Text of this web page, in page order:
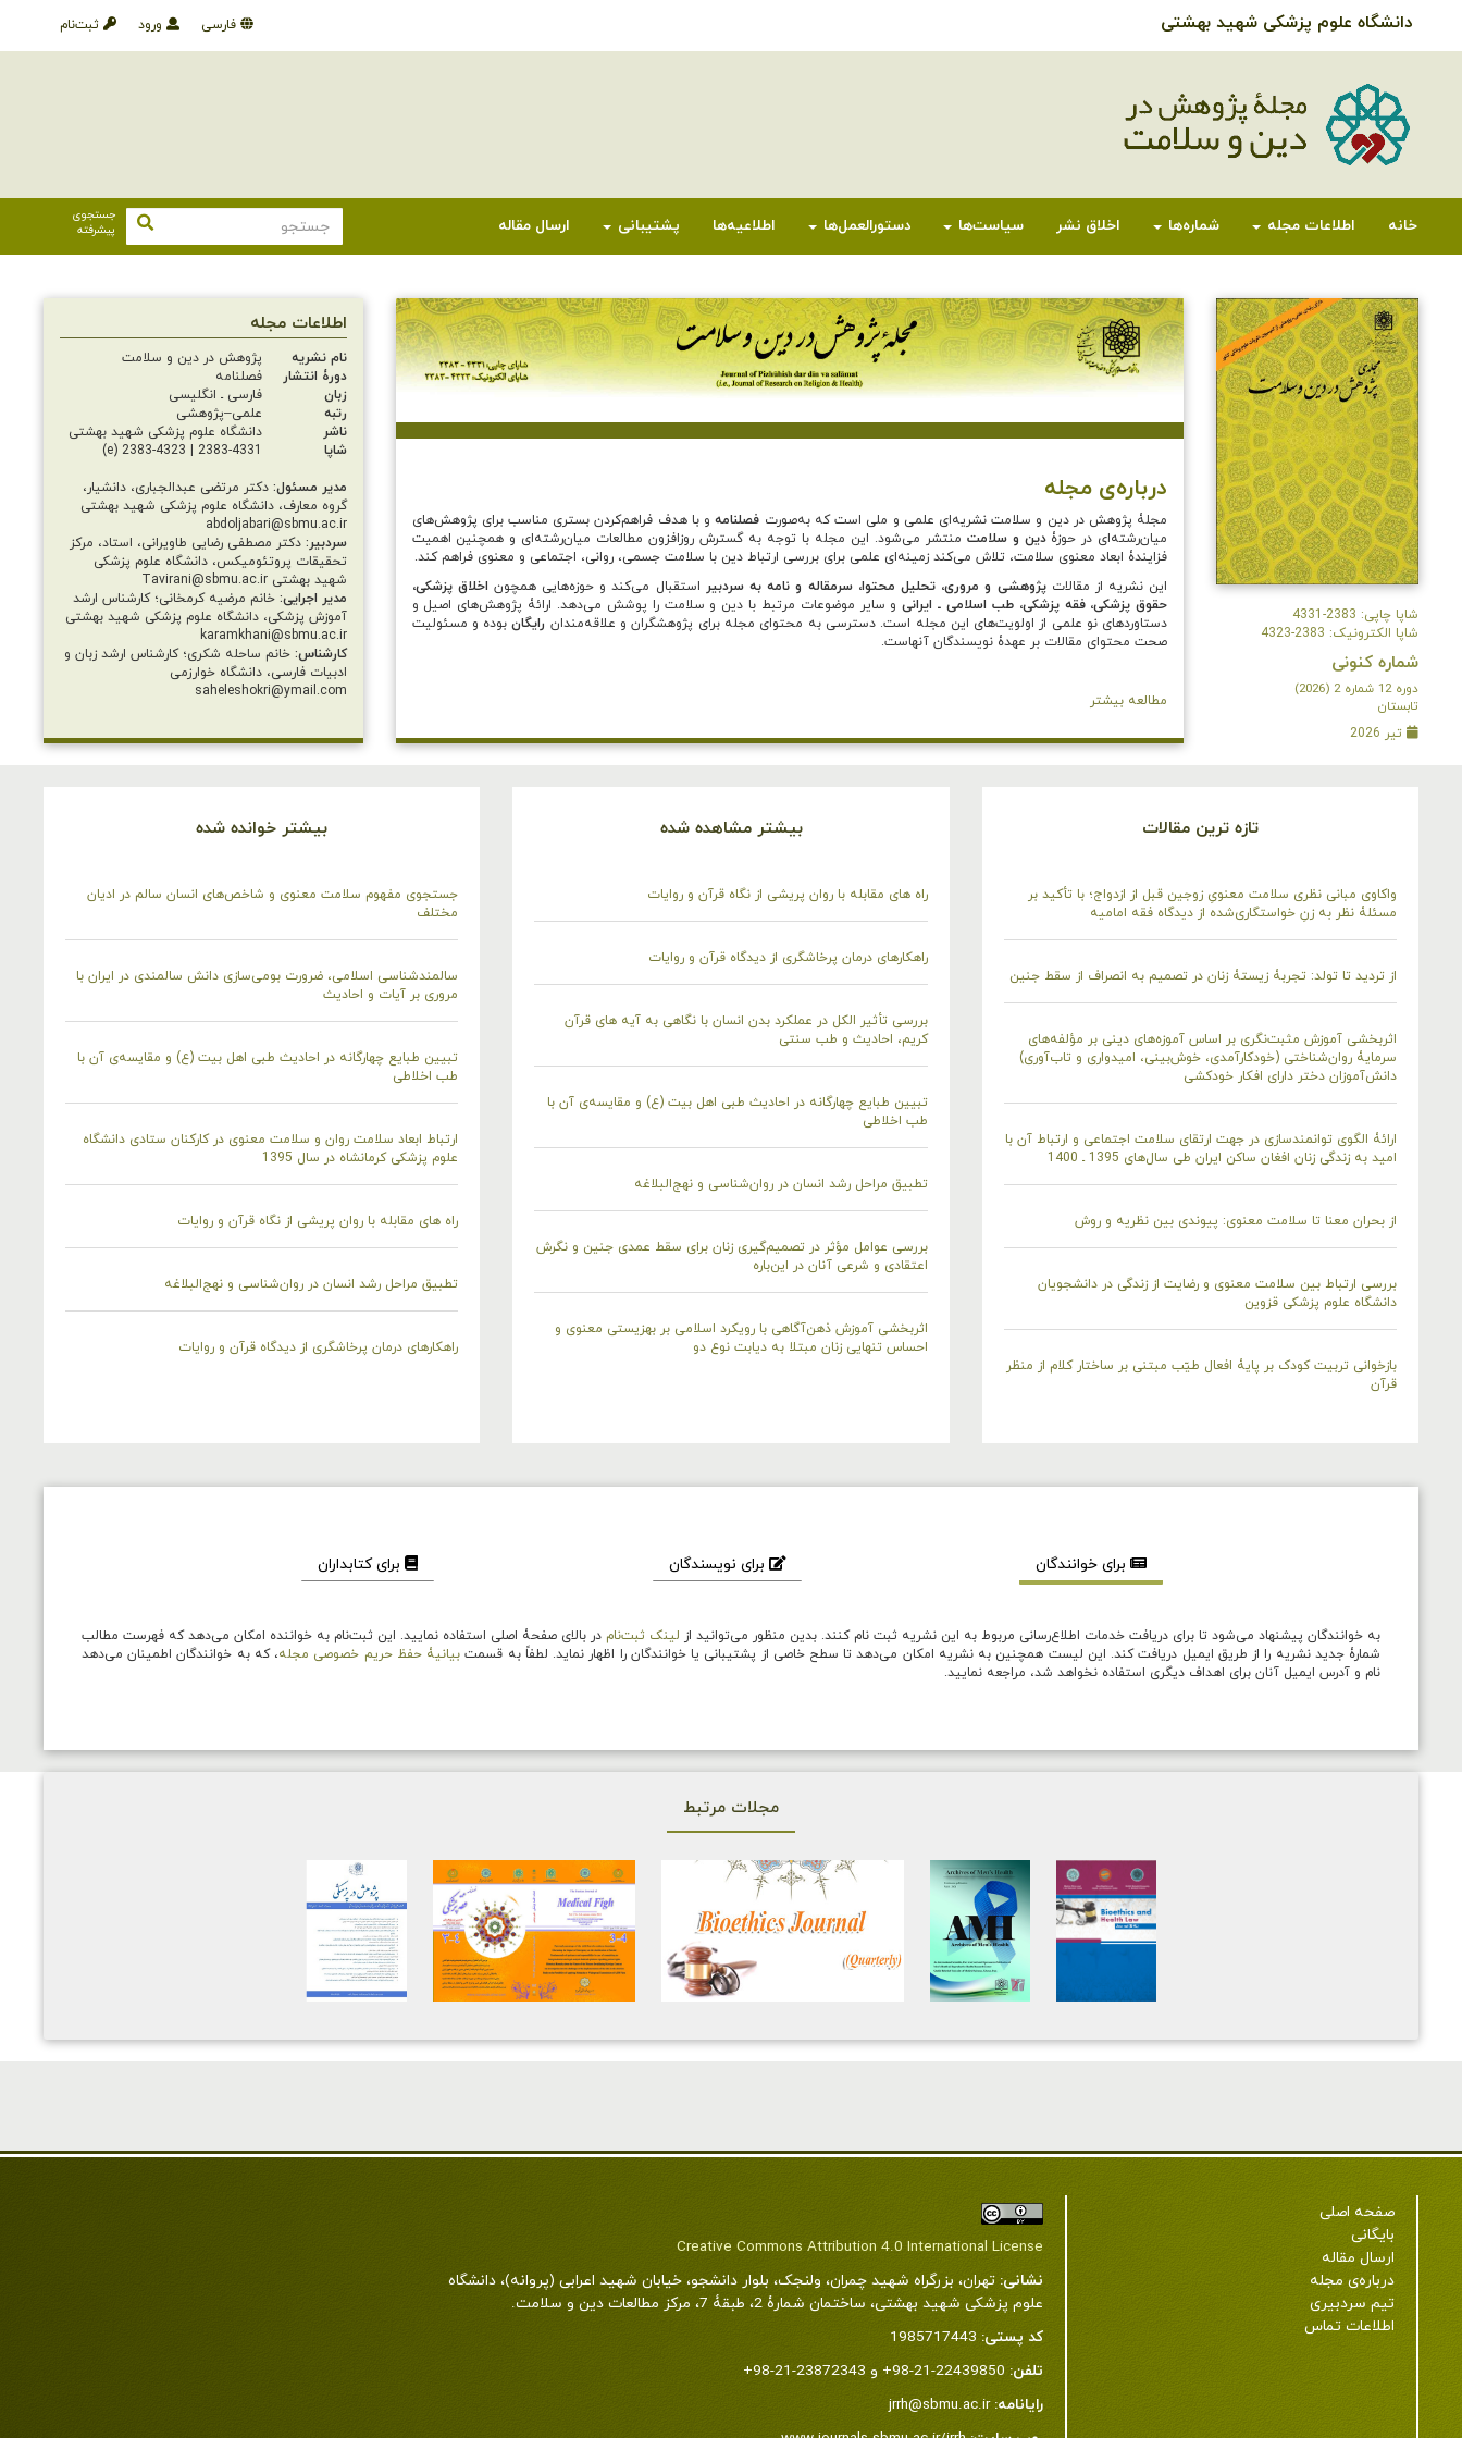
دانشگاه علوم پزشکی شهید بهشتی ثبت‌نام ورود فارسی
خانه اطلاعات مجله شماره‌ها اخلاق نشر سیاست‌ها دستورالعمل‌ها اطلاعیه‌ها پشتیبانی ارسال مقاله
جستجوی
پیشرفته
شاپا چاپی: 2383-4331
شاپا الکترونیک: 2383-4323
شماره کنونی
دوره 12 شماره 2 (2026)
تابستان
تیر 2026
درباره‌ی مجله
مجلۀ پژوهش در دین و سلامت نشریه‌ای علمی و ملی است که به‌صورت فصلنامهو با هدف فراهم‌کردن بستری مناسب برای پژوهش‌های
میان‌رشته‌ای در حوزۀدین و سلامت منتشر می‌شود. این مجله با توجه به گسترش روزافزون مطالعات میان‌رشته‌ای و همچنین اهمیت
فزایندۀ ابعاد معنوی سلامت، تلاش می‌کند زمینه‌ای علمی برای بررسی ارتباط دین با سلامت جسمی، روانی، اجتماعی و معنوی فراهم کند.
این نشریه از مقالاتپژوهشی و مروری، تحلیل محتوا، سرمقاله و نامه به سردبیر استقبال می‌کند و حوزه‌هایی همچون اخلاق پزشکی،
حقوق پزشکی، فقه پزشکی، طب اسلامی ـ ایرانیو سایر موضوعات مرتبط با دین و سلامت را پوشش می‌دهد. ارائۀ پژوهش‌های اصیل و
دستاوردهای نو علمی از اولویت‌های این مجله است. دسترسی به محتوای مجله برای پژوهشگران و علاقه‌مندان رایگانبوده و مسئولیت
صحت محتوای مقالات بر عهدۀ نویسندگان آنهاست.
مطالعه بیشتر
اطلاعات مجله
نام نشریه
پژوهش در دین و سلامت
دورۀ انتشار
فصلنامه
زبان
فارسی ـ انگلیسی
رتبه
علمی–پژوهشی
ناشر
دانشگاه علوم پزشکی شهید بهشتی
شاپا
2383-4331 | 2383-4323 (e)
مدیر مسئول: دکتر مرتضی عبدالجباری، دانشیار،
گروه معارف، دانشگاه علوم پزشکی شهید بهشتی
abdoljabari@sbmu.ac.ir
سردبیر: دکتر مصطفی رضایی طاویرانی، استاد، مرکز
تحقیقات پروتئومیکس، دانشگاه علوم پزشکی
شهید بهشتی Tavirani@sbmu.ac.ir
مدیر اجرایی: خانم مرضیه کرمخانی؛ کارشناس ارشد
آموزش پزشکی، دانشگاه علوم پزشکی شهید بهشتی
karamkhani@sbmu.ac.ir
کارشناس: خانم ساحله شکری؛ کارشناس ارشد زبان و
ادبیات فارسی، دانشگاه خوارزمی
saheleshokri@ymail.com
تازه ترین مقالات
واکاوی مبانی نظری سلامت معنویِ زوجین قبل از ازدواج؛ با تأکید بر
مسئلۀ نظر به زنِ خواستگاری‌شده از دیدگاه فقه امامیه
از تردید تا تولد: تجربۀ زیستۀ زنان در تصمیم به انصراف از سقط جنین
اثربخشی آموزش مثبت‌نگری بر اساس آموزه‌های دینی بر مؤلفه‌های
سرمایۀ روان‌شناختی (خودکارآمدی، خوش‌بینی، امیدواری و تاب‌آوری)
دانش‌آموزان دختر دارای افکار خودکشی
ارائۀ الگوی توانمندسازی در جهت ارتقای سلامت اجتماعی و ارتباط آن با
امید به زندگی زنان افغان ساکن ایران طی سال‌های 1395 ـ 1400
از بحران معنا تا سلامت معنوی: پیوندی بین نظریه و روش
بررسی ارتباط بین سلامت معنوی و رضایت از زندگی در دانشجویان
دانشگاه علوم پزشکی قزوین
بازخوانی تربیت کودک بر پایۀ افعال طیّب مبتنی بر ساختار کلام از منظر
قرآن
بیشتر مشاهده شده
راه های مقابله با روان پریشی از نگاه قرآن و روایات
راهکارهای درمان پرخاشگری از دیدگاه قرآن و روایات
بررسی تأثیر الکل در عملکرد بدن انسان با نگاهی به آیه های قرآن
کریم، احادیث و طب سنتی
تبیین طبایع چهارگانه در احادیث طبی اهل بیت (ع) و مقایسه‌ی آن با
طب اخلاطی
تطبیق مراحل رشد انسان در روان‌شناسی و نهج‌البلاغه
بررسی عوامل مؤثر در تصمیم‌گیری زنان برای سقط عمدی جنین و نگرش
اعتقادی و شرعی آنان در این‌باره
اثربخشی آموزش ذهن‌آگاهی با رویکرد اسلامی بر بهزیستی معنوی و
احساس تنهایی زنان مبتلا به دیابت نوع دو
بیشتر خوانده شده
جستجوی مفهوم سلامت معنوی و شاخص‌های انسان سالم در ادیان
مختلف
سالمندشناسی اسلامی، ضرورت بومی‌سازی دانش سالمندی در ایران با
مروری بر آیات و احادیث
تبیین طبایع چهارگانه در احادیث طبی اهل بیت (ع) و مقایسه‌ی آن با
طب اخلاطی
ارتباط ابعاد سلامت روان و سلامت معنوی در کارکنان ستادی دانشگاه
علوم پزشکی کرمانشاه در سال 1395
راه های مقابله با روان پریشی از نگاه قرآن و روایات
تطبیق مراحل رشد انسان در روان‌شناسی و نهج‌البلاغه
راهکارهای درمان پرخاشگری از دیدگاه قرآن و روایات
برای خوانندگان برای نویسندگان برای کتابداران
به خوانندگان پیشنهاد می‌شود تا برای دریافت خدمات اطلاع‌رسانی مربوط به این نشریه ثبت نام کنند. بدین منظور می‌توانید از لینک ثبت‌نام در بالای صفحۀ اصلی استفاده نمایید. این ثبت‌نام به خواننده امکان می‌دهد که فهرست مطالب
شمارۀ جدید نشریه را از طریق ایمیل دریافت کند. این لیست همچنین به نشریه امکان می‌دهد تا سطح خاصی از پشتیبانی یا خوانندگان را اظهار نماید. لطفاً به قسمت بیانیۀ حفظ حریم خصوصی مجله، که به خوانندگان اطمینان می‌دهد
نام و آدرس ایمیل آنان برای اهداف دیگری استفاده نخواهد شد، مراجعه نمایید.
مجلات مرتبط
صفحه اصلی
بایگانی
ارسال مقاله
درباره‌ی مجله
تیم سردبیری
اطلاعات تماس
Creative Commons Attribution 4.0 International License
نشانی:تهران، بزرگراه شهید چمران، ولنجک، بلوار دانشجو، خیابان شهید اعرابی (پروانه)، دانشگاه
علوم پزشکی شهید بهشتی، ساختمان شمارۀ 2، طبقۀ 7، مرکز مطالعات دین و سلامت.
کد پستی: 1985717443
تلفن:
رایانامه:jrrh@sbmu.ac.ir